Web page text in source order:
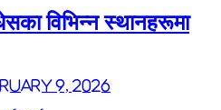
विभिन्न स्थानहरूमा
9, 2026